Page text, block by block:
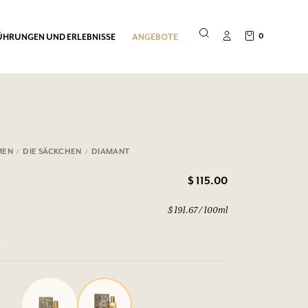
UND ERLEBNISSE ANGEBOTE 0
DIE SÄCKCHEN DIAMANT
$ 115.00
$ 191.67 / 100ml